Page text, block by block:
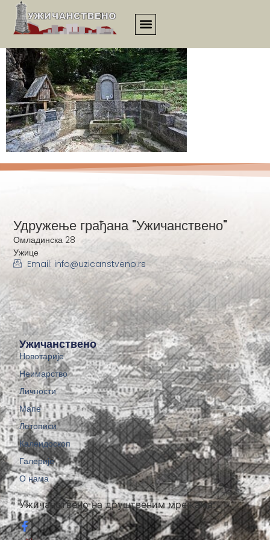
1695
Ужичанствено на друштвеним мрежама:
Ужичанствено
Новотарије
Неимарство
Личности
Мапе
Летописи
Калеидоскоп
Галерије
О нама
Удружење грађана "Ужичанствено"
Омладинска 28
Ужице
Email: info@uzicanstveno.rs